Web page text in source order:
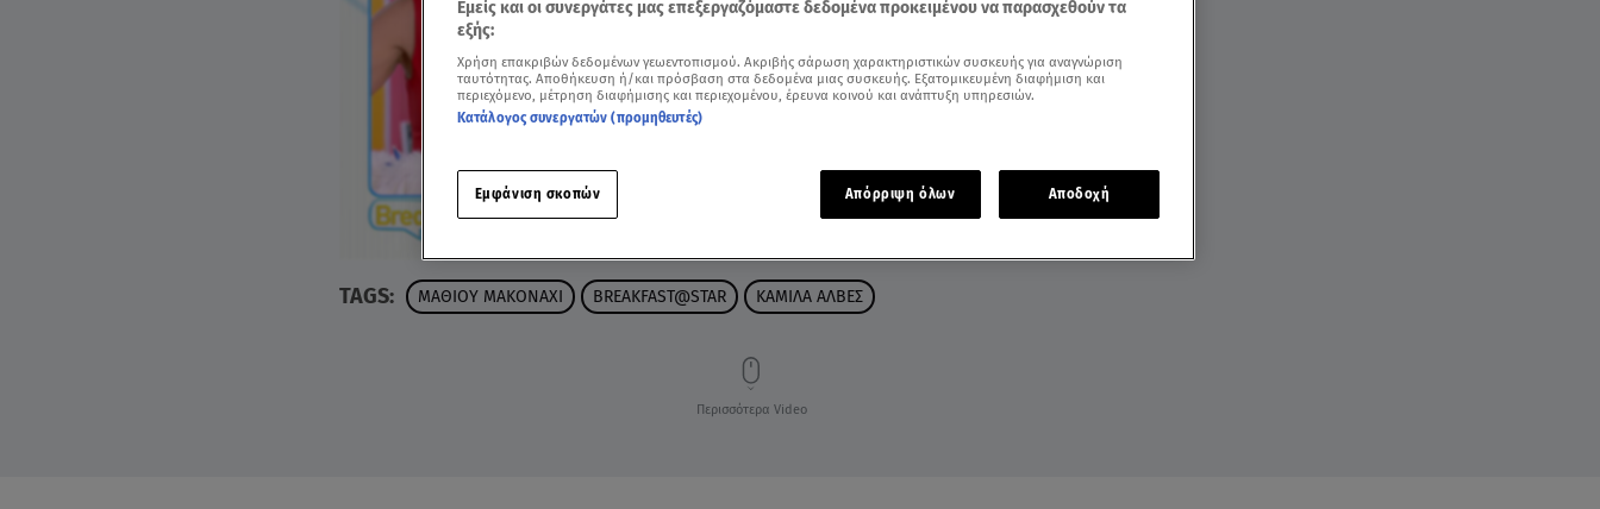
TAGS: ΜΑΘΙΟΥ ΜΑΚΟΝΑΧΙ BREAKFAST@STAR ΚΑΜΙΛΑ ΑΛΒΕΣ
Περισσότερα Video
Εμείς και οι συνεργάτες μας επεξεργαζόμαστε δεδομένα προκειμένου να παρασχεθούν τα
εξής:
Χρήση επακριβών δεδομένων γεωεντοπισμού. Ακριβής σάρωση χαρακτηριστικών συσκευής για αναγνώριση
ταυτότητας. Αποθήκευση ή/και πρόσβαση στα δεδομένα μιας συσκευής. Εξατομικευμένη διαφήμιση και
περιεχόμενο, μέτρηση διαφήμισης και περιεχομένου, έρευνα κοινού και ανάπτυξη υπηρεσιών.
Κατάλογος συνεργατών (προμηθευτές)
Εμφάνιση σκοπών Απόρριψη όλων Αποδοχή